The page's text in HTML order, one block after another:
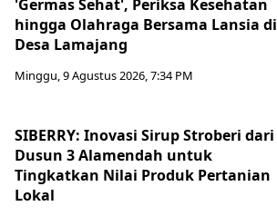
'Germas Sehat', Periksa Kesehatan
hingga Olahraga Bersama Lansia di
Desa Lamajang
Minggu, 9 Agustus 2026, 7:34 PM
SIBERRY: Inovasi Sirup Stroberi dari
Dusun 3 Alamendah untuk
Tingkatkan Nilai Produk Pertanian
Lokal